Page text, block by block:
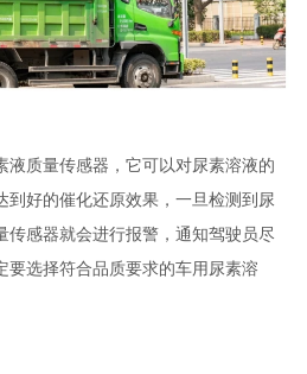
液质量传感器，它可以对尿素溶液的
到好的催化还原效果，一旦检测到尿
传感器就会进行报警，通知驾驶员尽
要选择符合品质要求的车用尿素溶